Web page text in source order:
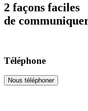
2 façons faciles
de
Téléphone
Nous téléphoner